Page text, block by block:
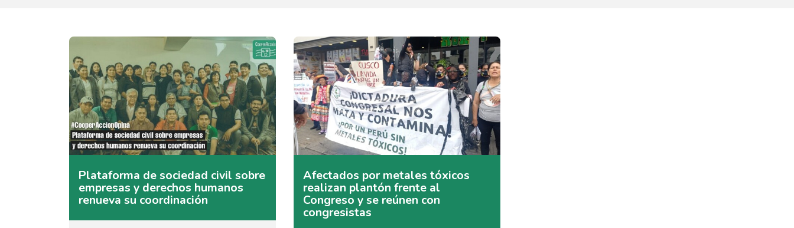
Plataforma de sociedad civil sobre
empresas y derechos humanos
renueva su coordinación
Afectados por metales tóxicos
realizan plantón frente al
Congreso y se reúnen con
congresistas